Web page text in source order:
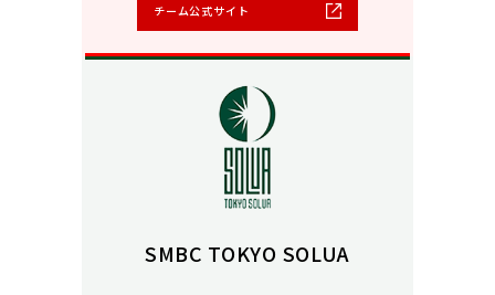
チーム公式サイト
SMBC TOKYO SOLUA